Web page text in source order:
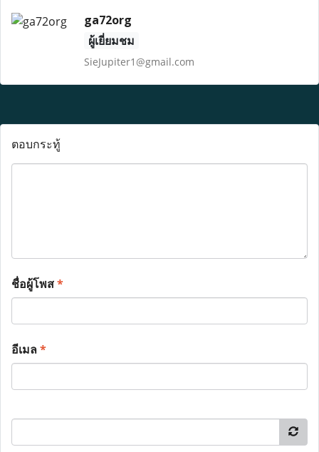
ga72org
ผู้เยี่ยมชม
SieJupiter1@gmail.com
ตอบกระทู้
ชื่อผู้โพส*
อีเมล*